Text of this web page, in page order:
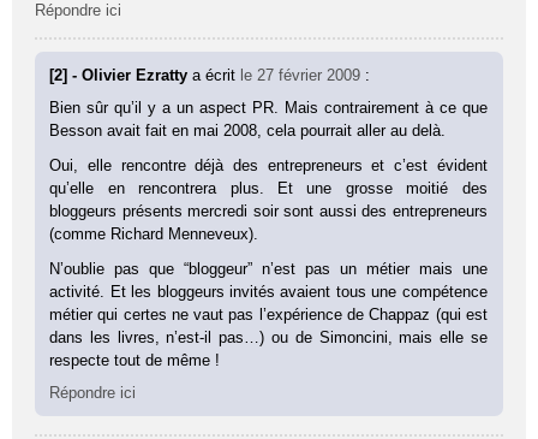
Répondre ici
[2] - Olivier Ezrattya écrit le 27 février 2009 :
Bien sûr qu’il y a un aspect PR. Mais contrairement à ce que
Besson avait fait en mai 2008, cela pourrait aller au delà.
Oui, elle rencontre déjà des entrepreneurs et c’est évident
qu’elle en rencontrera plus. Et une grosse moitié des
bloggeurs présents mercredi soir sont aussi des entrepreneurs
(comme Richard Menneveux).
N’oublie pas que “bloggeur” n’est pas un métier mais une
activité. Et les bloggeurs invités avaient tous une compétence
métier qui certes ne vaut pas l’expérience de Chappaz (qui est
dans les livres, n’est-il pas…) ou de Simoncini, mais elle se
respecte tout de même !
Répondre ici